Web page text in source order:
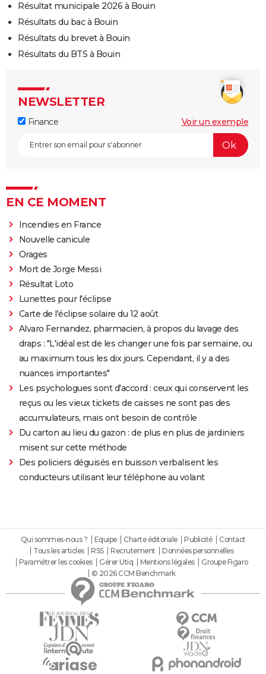
Résultat municipale 2026 à Bouin
Résultats du bac à Bouin
Résultats du brevet à Bouin
Résultats du BTS à Bouin
NEWSLETTER
Finance Voir un exemple
EN CE MOMENT
Incendies en France
Nouvelle canicule
Orages
Mort de Jorge Messi
Résultat Loto
Lunettes pour l'éclipse
Carte de l'éclipse solaire du 12 août
Alvaro Fernandez, pharmacien, à propos du lavage des
draps : "L'idéal est de les changer une fois par semaine, ou
au maximum tous les dix jours. Cependant, il y a des
nuances importantes"
Les psychologues sont d'accord : ceux qui conservent les
reçus ou les vieux tickets de caisses ne sont pas des
accumulateurs, mais ont besoin de contrôle
Du carton au lieu du gazon : de plus en plus de jardiniers
misent sur cette méthode
Des policiers déguisés en buisson verbalisent les
conducteurs utilisant leur téléphone au volant
Qui sommes-nous ? Equipe Charte éditoriale Publicité
Contact
Tous les articles
RSS Recrutement
Données personnelles
Paramétrer les cookies
Gérer Utiq Mentions légales
Groupe Figaro
© 2026 CCM Benchmark